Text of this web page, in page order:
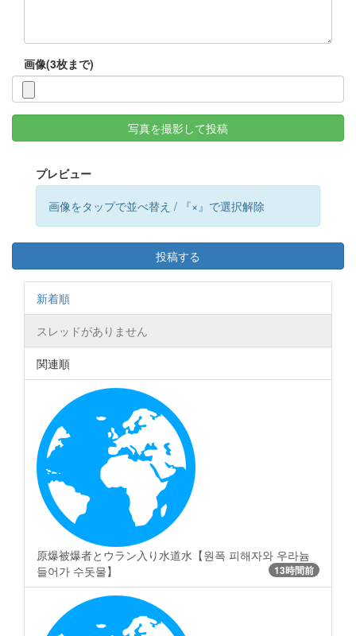
画像(3枚まで)
写真を撮影して投稿
プレビュー
画像をタップで並べ替え / 『×』で選択解除
投稿する
新着順
スレッドがありません
関連順
原爆被爆者とウラン入り水道水【원폭 피해자와 우라늄
들어가 수돗물】
13時間前